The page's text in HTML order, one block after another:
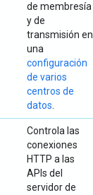
de membresía
y de
transmisión en
una
configuración
de varios
centros de
datos
Controla las
conexiones
HTTP a las
APIs del
servidor de